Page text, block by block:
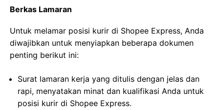
Berkas Lamaran
Untuk melamar posisi kurir di Shopee Express, Anda
diwajibkan untuk menyiapkan beberapa dokumen
penting berikut ini:
Surat lamaran kerja yang ditulis dengan jelas dan
rapi, menyatakan minat dan kualifikasi Anda untuk
posisi kurir di Shopee Express.